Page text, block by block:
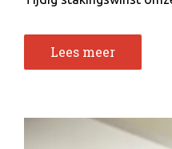
Lees meer